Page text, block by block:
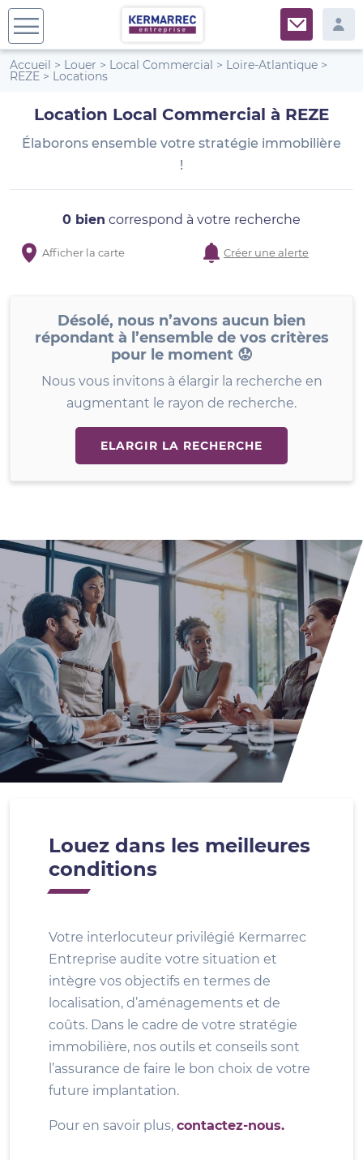
Accueil > Louer > Local Commercial > Loire-Atlantique >
REZE > Locations
Location Local Commercial à REZE
Élaborons ensemble votre stratégie immobilière
!
0 bien correspond à votre recherche
Afficher la carte Créer une alerte
Désolé, nous n’avons aucun bien
répondant à l’ensemble de vos critères
pour le moment 😟
Nous vous invitons à élargir la recherche en
augmentant le rayon de recherche.
ELARGIR LA RECHERCHE
Louez dans les meilleures
conditions
Votre interlocuteur privilégié Kermarrec
Entreprise audite votre situation et
intègre vos objectifs en termes de
localisation, d’aménagements et de
coûts. Dans le cadre de votre stratégie
immobilière, nos outils et conseils sont
l’assurance de faire le bon choix de votre
future implantation.
Pour en savoir plus, contactez-nous.